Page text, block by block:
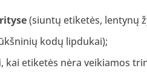
(siuntų etiketės, lentynų
kodų lipdukai);
, kai etiketės nėra veikiamos